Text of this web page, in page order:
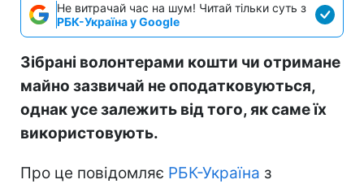
Не витрачай час на шум! Читай тільки суть з
РБК-Україна у Google
Зібрані волонтерами кошти чи отримане
майно зазвичай не оподатковуються,
однак усе залежить від того, як саме їх
використовують.
Про це повідомляє РБК-Україна з